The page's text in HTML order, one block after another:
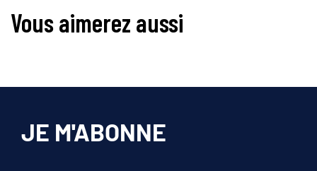
Vous aimerez aussi
JE M'ABONNE